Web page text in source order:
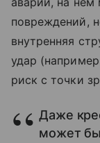
повреждений,
внутренняя
удар
риск с точки
Даже
может